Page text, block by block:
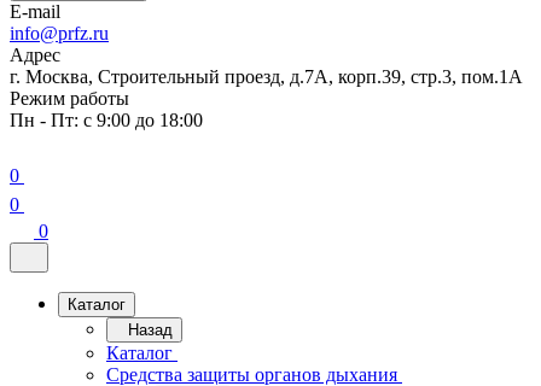
E-mail
info@prfz.ru
Адрес
г. Москва, Строительный проезд, д.7А, корп.39, стр.3, пом.1А
Режим работы
Пн - Пт: с 9:00 до 18:00
0
0
0
Каталог
Назад
Каталог
Средства защиты органов дыхания